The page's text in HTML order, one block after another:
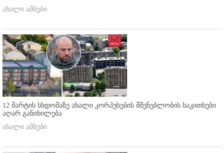
ახალი ამბები
12 მარტის სხდომაზე ახალი კორპუსების მშენებლობის საკითხები
აღარ განიხილება
ახალი ამბები